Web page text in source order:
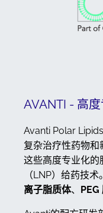
AVANTI - 高
Avanti Polar
复杂治疗性药物和
这些高度专业化的
（LNP）给药技
离子脂质体、 PEG